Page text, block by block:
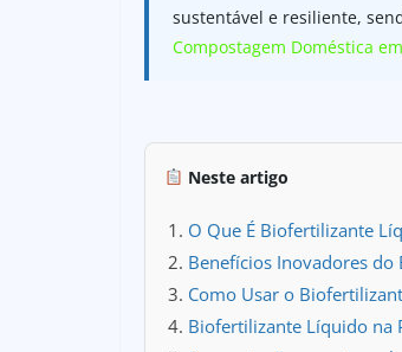
sustentável e resiliente,
Compostagem Doméstica
Neste artigo
O Que É Biofertilizante
Benefícios Inovadores
Como Usar o
Biofertilizante Líquido na